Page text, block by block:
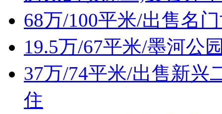
68万/100平米/出售名
19.5万/67平米/墨河公
37万/74平米/出售新兴
住